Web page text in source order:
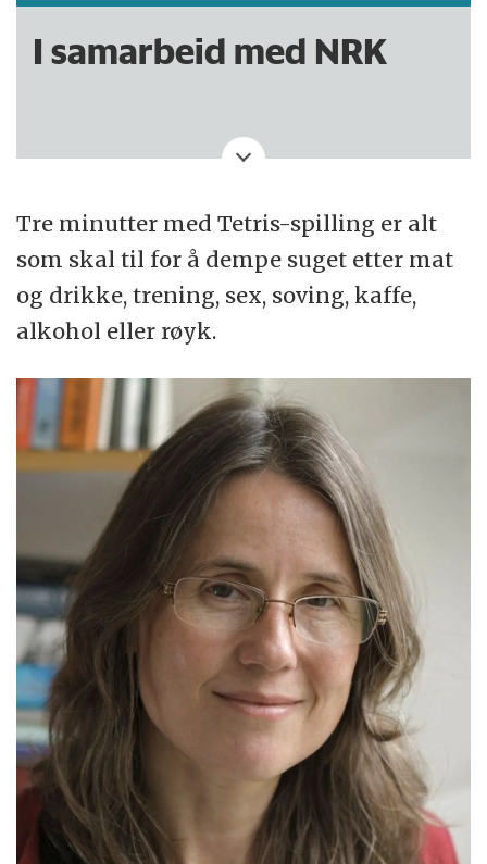
I samarbeid med NRK
Tre minutter med Tetris-spilling er alt
som skal til for å dempe suget etter mat
og drikke, trening, sex, soving, kaffe,
alkohol eller røyk.